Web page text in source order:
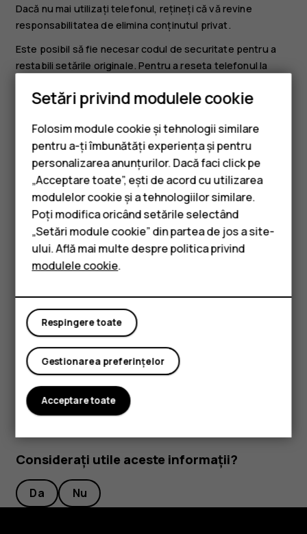
Smartphone-uri
Telefoane clasice
Accesorii
Tablete
Dacă nu mai utilizați telefonul, rețineți că vă revine
responsabilitatea de elimina conținutul privat.
Este posibil să fie necesar codul de securitate pentru a
restabili setările originale. Pentru a reseta telefonul la
start tastați *#7370#.
Selectați
Meniu > Sistem >Despre
>
Restaurare setări fabrică
După ce ați selectatOK, nu mai există confirmare,
dar telefonul este resetat și toate datele sunt
eliminate.
Telefonul repornește.
Trimiteți feedback
Puteți trimite feedback despre telefonul dvs. direct din
SelectațiMeniu>
feedback.
Oferiți feedback la întrebări, după cum vi se solicită
și selectațiExpediere.
Considerați utile aceste informații?
Da Nu
Setări privind modulele cookie
Folosim module cookie și tehnologii similare
pentru a-ți îmbunătăți experiența și pentru
personalizarea anunțurilor. Dacă faci click pe
„Acceptare toate”, ești de acord cu utilizarea
modulelor cookie și a tehnologiilor similare.
Poți modifica oricând setările selectând
„Setări module cookie” din partea de jos a site-
ului. Află mai multe despre politica privind
modulele cookie.
Respingere toate
Gestionarea preferințelor
Acceptare toate